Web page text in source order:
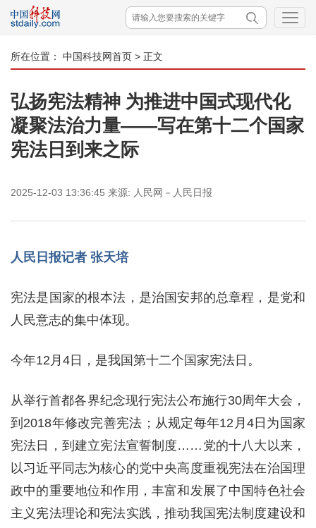
所在位置： 中国科技网首页 > 正文
弘扬宪法精神 为推进中国式现代化
凝聚法治力量——写在第十二个国家
宪法日到来之际
2025-12-03 13:36:45 来源: 人民网－人民日报
人民日报记者 张天培
宪法是国家的根本法，是治国安邦的总章程，是党和
人民意志的集中体现。
今年12月4日，是我国第十二个国家宪法日。
从举行首都各界纪念现行宪法公布施行30周年大会，
到2018年修改完善宪法；从规定每年12月4日为国家
宪法日，到建立宪法宣誓制度……党的十八大以来，
以习近平同志为核心的党中央高度重视宪法在治国理
政中的重要地位和作用，丰富和发展了中国特色社会
主义宪法理论和宪法实践，推动我国宪法制度建设和